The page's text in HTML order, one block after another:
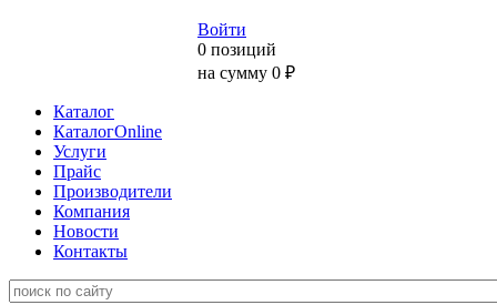
Войти
0 позиций
на сумму 0 ₽
Каталог
КаталогOnline
Услуги
Прайс
Производители
Компания
Новости
Контакты